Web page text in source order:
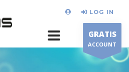
LOG IN
GRATIS
ACCOUNT